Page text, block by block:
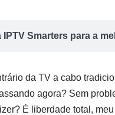
IPTV Smarters para a
da TV a cabo
agora? Sem
É liberdade total,